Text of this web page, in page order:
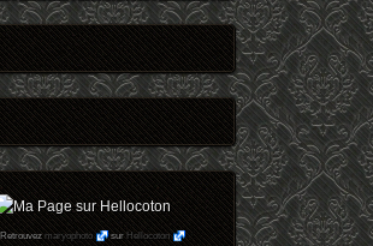
Retrouvezmaryophoto surHellocoton